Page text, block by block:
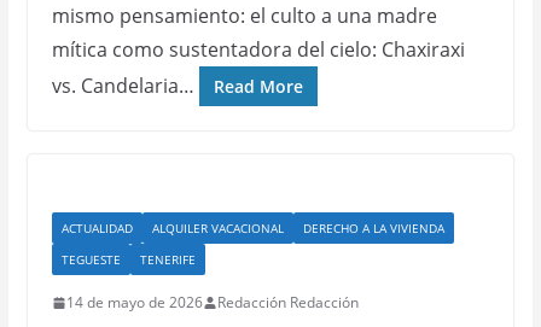
mismo pensamiento: el culto a una madre
mítica como sustentadora del cielo: Chaxiraxi
vs. Candelaria…
Read More
ACTUALIDAD ALQUILER VACACIONAL
DERECHO A LA VIVIENDA
TEGUESTE
TENERIFE
14 de mayo de 2026 Redacción Redacción